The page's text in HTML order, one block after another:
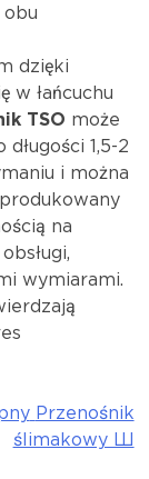
obu
dzięki
w łańcuchu
TSO może
1,5-2
i można
produkowany
na
wymiarami.
Przenośnik
ślimakowy Ш